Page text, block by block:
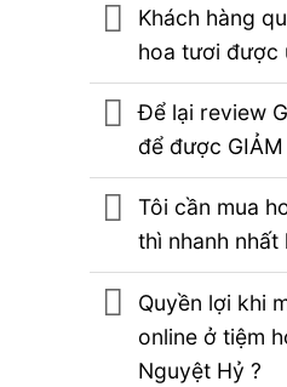
Khách hàng
hoa tươi được
Để lại review
để được GIẢM
Tôi cần mua
thì nhanh nhất
Quyền lợi khi
online ở tiệm
Nguyệt Hỷ ?